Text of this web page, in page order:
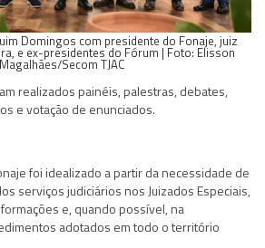
Domingos com presidente do Fonaje, juiz
e ex-presidentes do Fórum | Foto: Elisson
Magalhães/Secom TJAC
realizados painéis, palestras, debates,
e votação de enunciados.
foi idealizado a partir da necessidade de
serviços judiciários nos Juizados Especiais,
e, quando possível, na
adotados em todo o território